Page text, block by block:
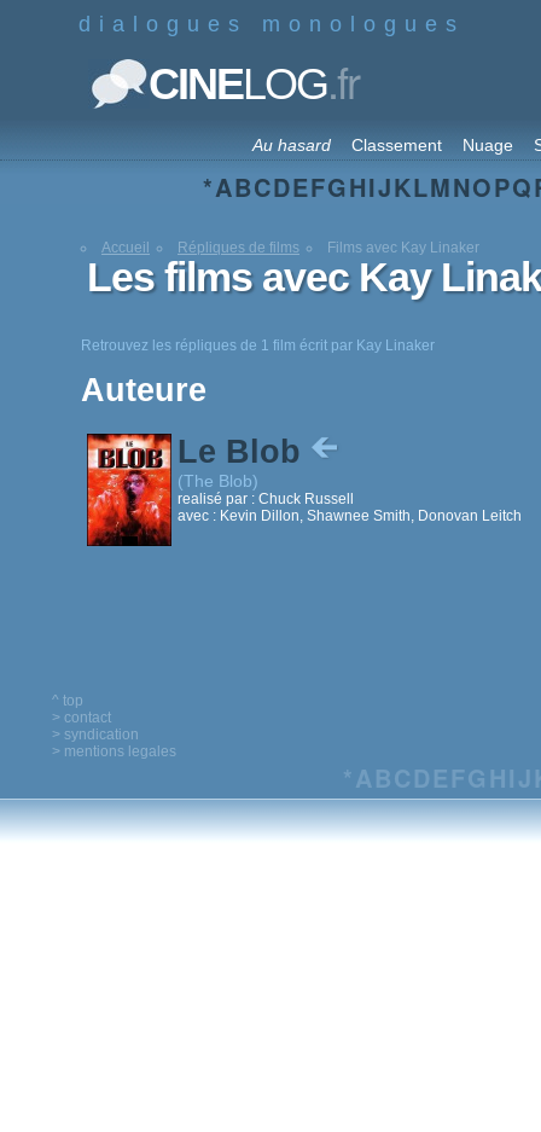
dialogues monologues
CINELOG.fr
Au hasard Classement Nuage
*ABCDEFGHIJKLMNOPQ
Accueil Répliques de films Films avec Kay Linaker
Les films avec Kay
Retrouvez les répliques de 1 film écrit par Kay Linaker
Auteure
Le Blob
(The Blob)
realisé par : Chuck Russell
avec : Kevin Dillon, Shawnee Smith, Donovan Leitch
^ top
> contact
> syndication
> mentions legales
*ABCDEFG HIJ